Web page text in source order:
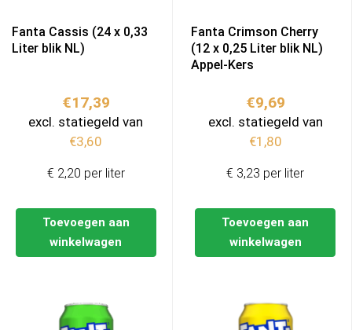
Fanta Cassis (24 x 0,33
Liter blik NL)
€17,39
excl. statiegeld van
€3,60
Toevoegen aan
winkelwagen
€ 2,20 per liter
Fanta Crimson Cherry
(12 x 0,25 Liter blik NL)
Appel-Kers
€9,69
excl. statiegeld van
€1,80
Toevoegen aan
winkelwagen
€ 3,23 per liter